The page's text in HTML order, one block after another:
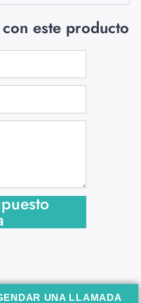
UNA LLAMADA
este producto